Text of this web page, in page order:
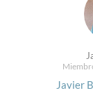
Javier